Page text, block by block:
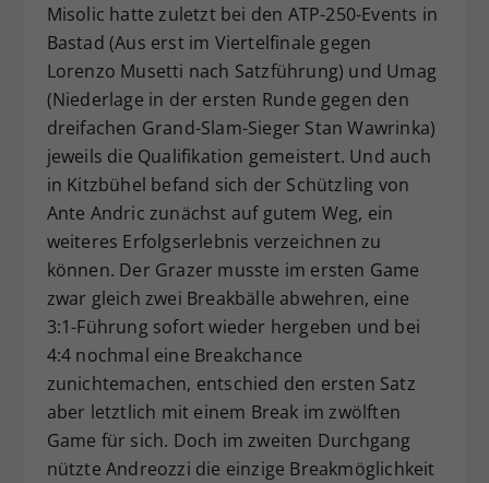
Misolic hatte zuletzt bei den ATP-250-Events in
Bastad (Aus erst im Viertelfinale gegen
Lorenzo Musetti nach Satzführung) und Umag
(Niederlage in der ersten Runde gegen den
dreifachen Grand-Slam-Sieger Stan Wawrinka)
jeweils die Qualifikation gemeistert. Und auch
in Kitzbühel befand sich der Schützling von
Ante Andric zunächst auf gutem Weg, ein
weiteres Erfolgserlebnis verzeichnen zu
können. Der Grazer musste im ersten Game
zwar gleich zwei Breakbälle abwehren, eine
3:1-Führung sofort wieder hergeben und bei
4:4 nochmal eine Breakchance
zunichtemachen, entschied den ersten Satz
aber letztlich mit einem Break im zwölften
Game für sich. Doch im zweiten Durchgang
nützte Andreozzi die einzige Breakmöglichkeit